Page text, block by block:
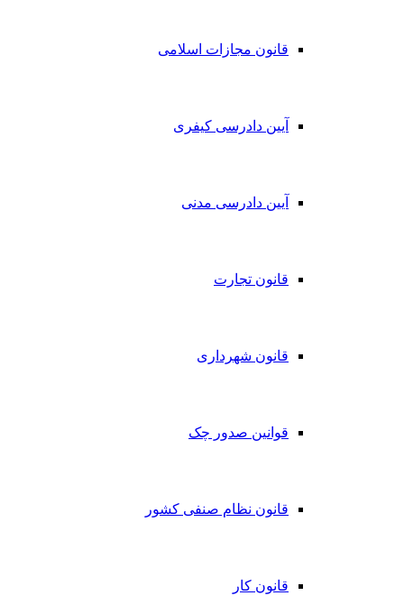
قانون مجازات اسلامی
آیین دادرسی کیفری
آیین دادرسی مدنی
قانون تجارت
قانون شهرداری
قوانین صدور چک
قانون نظام صنفی کشور
قانون کار